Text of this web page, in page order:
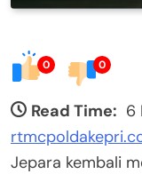
0 0
Read Time: 6
Jepara kembali